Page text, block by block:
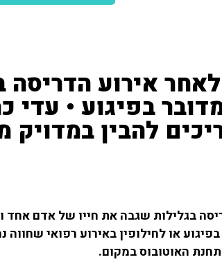
אירוע הדריסה
בפיגוע • עדי
להבין במדויק
בגלילות שגבה את חייו של אדם
בפיגוע או לחילופין באירוע רפואי
האוטובוס במקום.